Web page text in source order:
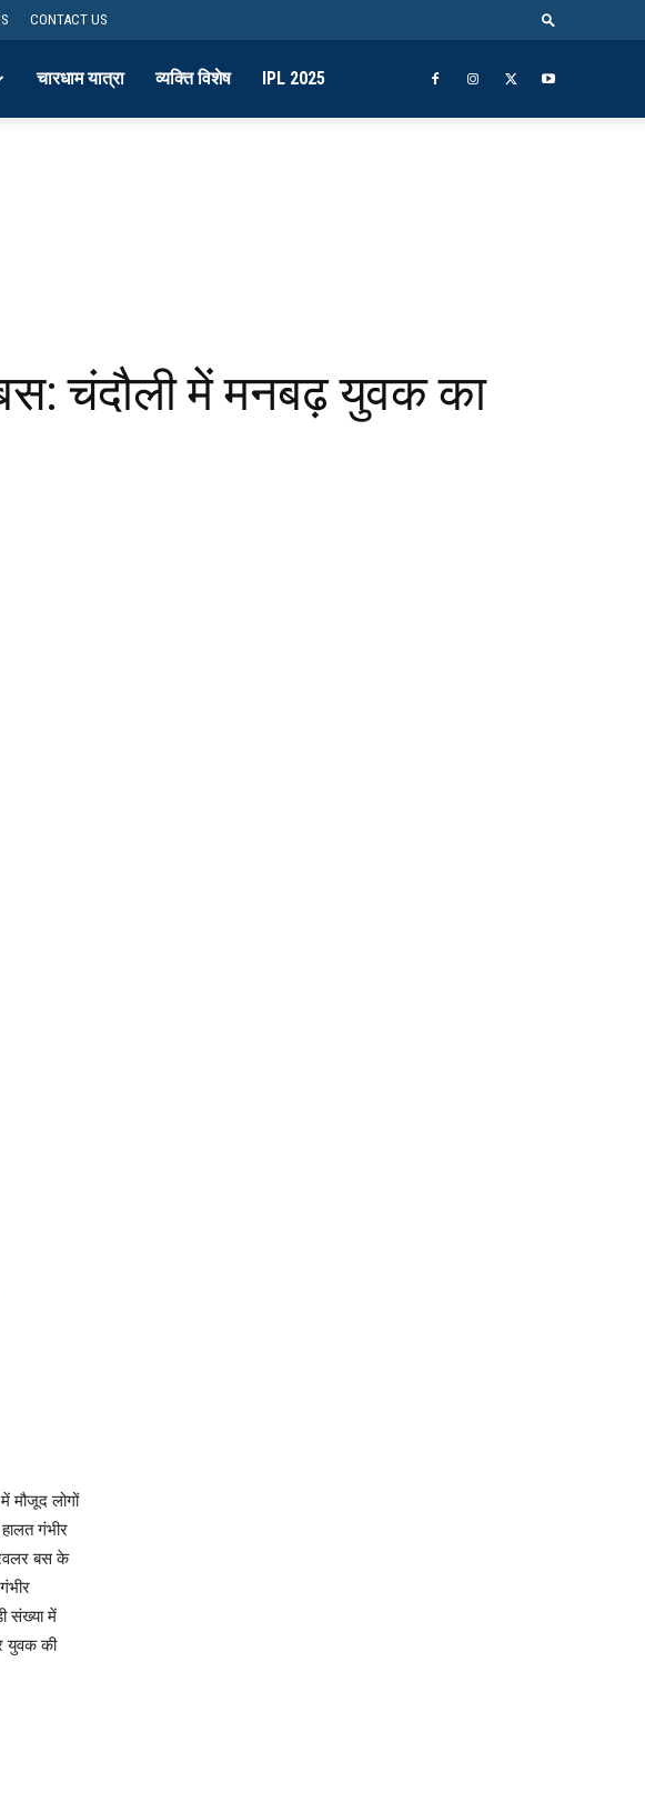
CONTACT US
चारधाम यात्रा व्यक्ति विशेष IPL 2025
बस: चंदौली में मनबढ़ युवक का
मौजूद लोगों
गंभीर
बस के
संख्या में
युवक की